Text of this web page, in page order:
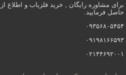
برای مشاوره رایگان , خرید فلزیاب و اطلاع
حاصل فرمایید.
۰۹۳۵۶۸۰۵۴۵۴
۰۹۱۹۸۱۶۶۵۹۳
۰۲۱۴۴۶۹۲۰۰۱